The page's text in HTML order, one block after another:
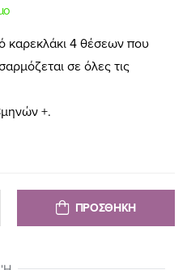
καρεκλάκι 4 θέσεων που
σε όλες τις
+.
ΠΡΟΣΘΗΚΗ